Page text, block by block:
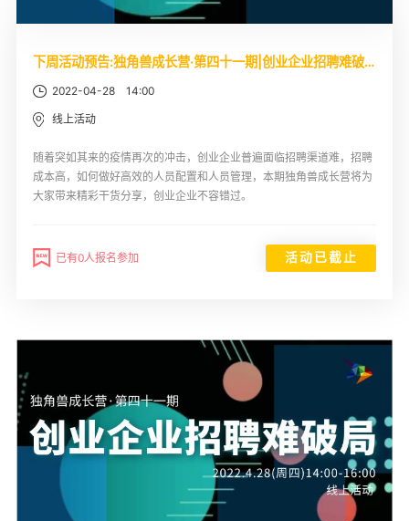
下周活动预告:独角兽成长营·第四十一期|创业企业招聘难破局
2022-04-28 14:00
线上活动
随着突如其来的疫情再次的冲击，创业企业普遍面临招聘渠道难，招聘
成本高，如何做好高效的人员配置和人员管理，本期独角兽成长营将为
大家带来精彩干货分享，创业企业不容错过。
活动已截止
已有0人报名参加